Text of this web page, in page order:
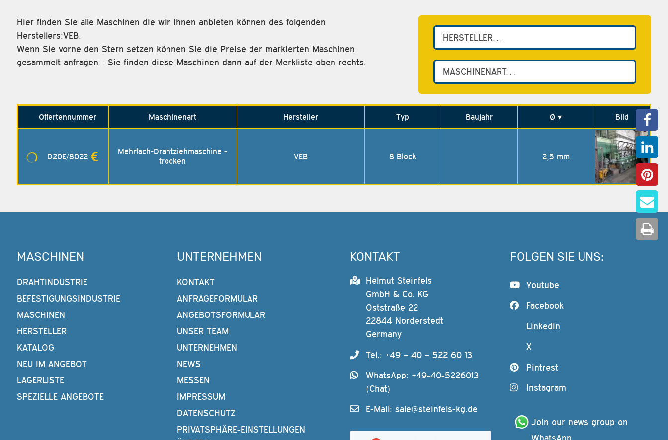
Hier finden Sie alle Maschinen die wir Ihnen anbieten können des folgenden
Herstellers:VEB.
Wenn Sie vorne den Stern setzen können Sie die Preise der markierten Maschinen
gesammelt anfragen - Sie finden diese Maschinen dann auf der Merkliste oben rechts.
Offerten­nummer Maschinenart Hersteller Typ Baujahr Ø ▾ Bild
D20E/8022
Mehrfach-Drahtziehmaschine -
trocken
VEB 8 Block 2,5 mm
MASCHINEN
DRAHTINDUSTRIE
BEFESTIGUNGSINDUSTRIE
MASCHINEN
HERSTELLER
KATALOG
NEU IM ANGEBOT
LAGERLISTE
SPEZIELLE ANGEBOTE
UNTERNEHMEN
KONTAKT
ANFRAGEFORMULAR
ANGEBOTSFORMULAR
UNSER TEAM
UNTERNEHMEN
NEWS
MESSEN
IMPRESSUM
DATENSCHUTZ
PRIVATSPHÄRE-EINSTELLUNGEN
KONTAKT
Helmut Steinfels
GmbH & Co. KG
Oststraße 22
22844 Norderstedt
Germany
Tel.: +49 – 40 – 522 60 13
WhatsApp: +49-40-5226013
(Chat)
E-Mail:sale@steinfels-kg.de
FOLGEN SIE UNS:
Youtube
Facebook
Linkedin
X
Pintrest
Instagram
Join our news group on
WhatsApp